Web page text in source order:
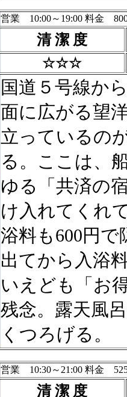
営業 10:00～19:00 料金
清 潔 度
☆☆☆
国道５号線か
面に広がる望
立っているの
る。ここは、
ゆる「共済の
け入れてくれ
浴料も600円
出てから入浴
いえども「お
残念。露天風
くつろげる。
営業 10:30～21:00 料金
清 潔 度